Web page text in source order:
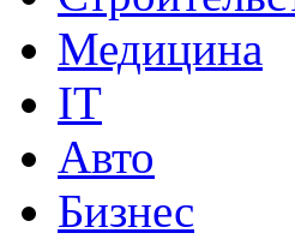
Медицина
IT
Авто
Бизнес